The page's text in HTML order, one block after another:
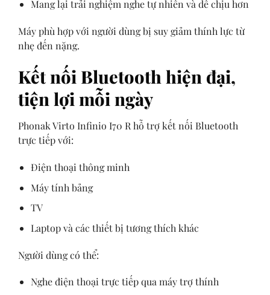
Mang lại trải nghiệm nghe tự nhiên và dễ chịu hơn
Máy phù hợp với người dùng bị suy giảm thính lực từ
nhẹ đến nặng.
Kết nối Bluetooth hiện đại,
tiện lợi mỗi ngày
Phonak Virto Infinio I70 R hỗ trợ kết nối Bluetooth
trực tiếp với:
Điện thoại thông minh
Máy tính bảng
TV
Laptop và các thiết bị tương thích khác
Người dùng có thể:
Nghe điện thoại trực tiếp qua máy trợ thính